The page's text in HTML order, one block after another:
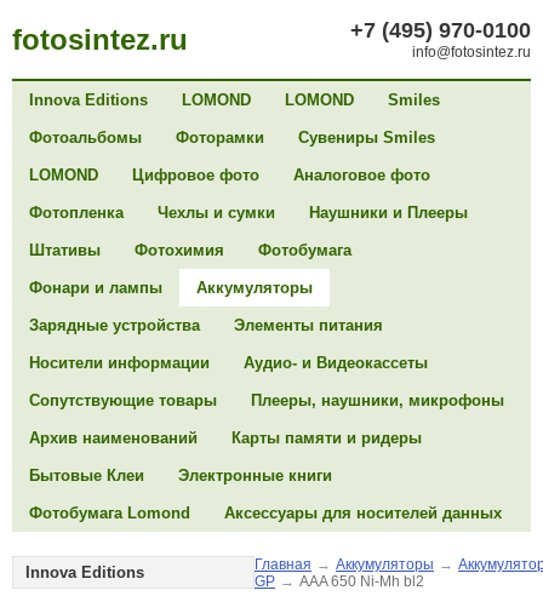
fotosintez.ru +7 (495) 970-0100
info@fotosintez.ru
Innova Editions LOMOND LOMOND Smiles
Фотоальбомы Фоторамки Сувениры Smiles
LOMOND Цифровое фото Аналоговое фото
Фотопленка Чехлы и сумки Наушники и Плееры
Штативы Фотохимия Фотобумага
Фонари и лампы Аккумуляторы
Зарядные устройства Элементы питания
Носители информации Аудио- и Видеокассеты
Сопутствующие товары Плееры, наушники, микрофоны
Архив наименований Карты памяти и ридеры
Бытовые Клеи Электронные книги
Фотобумага Lomond Аксессуары для носителей данных
Innova Editions Главная → Аккумуляторы →
GP → AAA 650 Ni-Mh bl2